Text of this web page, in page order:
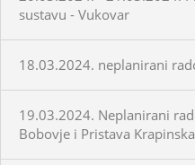
sustavu - Vukovar
18.03.2024. neplanirani
19.03.2024. Neplanirani
Bobovje i Pristava Krapinska